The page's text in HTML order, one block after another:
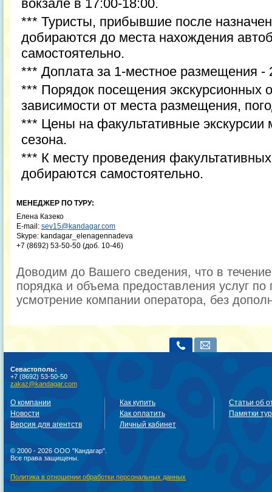
вокзале в 17:00-18:00.
*** Туристы, прибывшие после
добираются до места нахождения
самостоятельно.
*** Доплата за 1-местное размещения -
*** Порядок посещения экскурсионных
зависимости от места размещения,
*** Цены на факультативные экскурсии
сезона.
*** К месту проведения
добираются самостоятельно.
МЕНЕДЖЕР ПО ТУРУ:
Елена Казеко
E-mail: sev15@kandagar.com
Skype: kandagar_elenagennadeva
+7 (8692) 53-50-50 (доб. 10-46)
Доводим до Вашего сведения, что в
порядка и объема предоставления услуг по
усмотрение компании оператора, без
Севастополь:
+7 (8692) 53-50-50
zakaz@kandagar.com
О компании
Новости
Версия для агентств
Как купить
Как оплатить
Личный кабинет
Статьи об
Памятки
© 2000 - 2026 ООО "Кандагар".
Все права защищены.
Политика в отношении обработки персональных данных